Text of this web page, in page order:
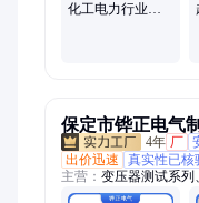
化工电力行业专
保定市铧正电气
4年 厂
出价迅速
真实性已核
主营： 变压器测试系列